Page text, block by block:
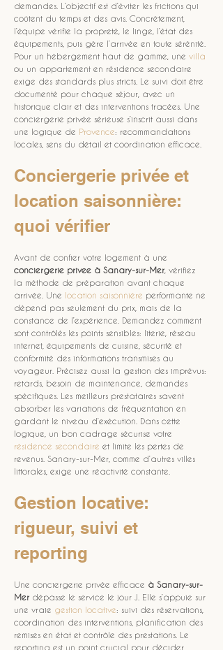
demandes. L’objectif est d’éviter les frictions qui
coûtent du temps et des avis. Concrètement,
l’équipe vérifie la propreté, le linge, l’état des
équipements, puis gère l’arrivée en toute sérénité.
Pour un hébergement haut de gamme, une villa
ou un appartement en résidence secondaire
exige des standards plus stricts. Le suivi doit être
documenté pour chaque séjour, avec un
historique clair et des interventions tracées. Une
conciergerie privée sérieuse s’inscrit aussi dans
une logique de Provence: recommandations
locales, sens du détail et coordination efficace.
Conciergerie privée et
location saisonnière:
quoi vérifier
Avant de confier votre logement à une
conciergerie privee à Sanary-sur-Mer , vérifiez
la méthode de préparation avant chaque
arrivée. Une location saisonnière performante ne
dépend pas seulement du prix, mais de la
constance de l’expérience. Demandez comment
sont contrôlés les points sensibles: literie, réseau
internet, équipements de cuisine, sécurité et
conformité des informations transmises au
voyageur. Précisez aussi la gestion des imprévus:
retards, besoin de maintenance, demandes
spécifiques. Les meilleurs prestataires savent
absorber les variations de fréquentation en
gardant le niveau d’exécution. Dans cette
logique, un bon cadrage sécurise votre
résidence secondaire et limite les pertes de
revenus. Sanary-sur-Mer, comme d’autres villes
littorales, exige une réactivité constante.
Gestion locative:
rigueur, suivi et
reporting
Une conciergerie privée efficace à Sanary-sur-
Mer dépasse le service le jour J. Elle s’appuie sur
une vraie gestion locative: suivi des réservations,
coordination des interventions, planification des
remises en état et contrôle des prestations. Le
reporting est un point crucial pour décider